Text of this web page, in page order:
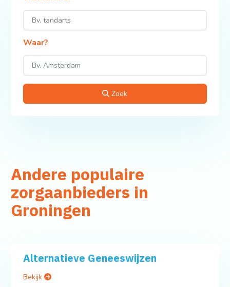
Waar?
Zoek
Andere populaire
zorgaanbieders in
Groningen
Alternatieve Geneeswijzen
Bekijk